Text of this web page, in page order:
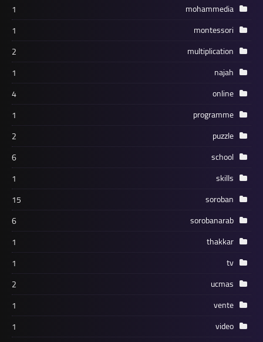
mohammedia
1
montessori
1
multiplication
2
najah
1
online
4
programme
1
puzzle
2
school
6
skills
1
soroban
15
sorobanarab
6
thakkar
1
tv
1
ucmas
2
vente
1
video
1